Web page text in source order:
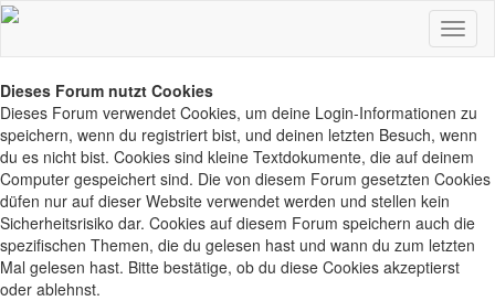
Dieses Forum nutzt Cookies
Dieses Forum verwendet Cookies, um deine Login-Informationen zu
speichern, wenn du registriert bist, und deinen letzten Besuch, wenn
du es nicht bist. Cookies sind kleine Textdokumente, die auf deinem
Computer gespeichert sind. Die von diesem Forum gesetzten Cookies
düfen nur auf dieser Website verwendet werden und stellen kein
Sicherheitsrisiko dar. Cookies auf diesem Forum speichern auch die
spezifischen Themen, die du gelesen hast und wann du zum letzten
Mal gelesen hast. Bitte bestätige, ob du diese Cookies akzeptierst
oder ablehnst.